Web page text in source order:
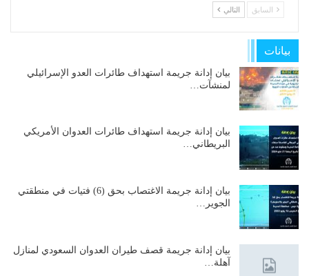
السابق التالي
بيانات
بيان إدانة جريمة استهداف طائرات العدو الإسرائيلي
لمنشآت…
بيان إدانة جريمة استهداف طائرات العدوان الأمريكي
البريطاني…
بيان إدانة جريمة الاغتصاب بحق (6) فتيات في منطقتي
الجوير…
بيان إدانة جريمة قصف طيران العدوان السعودي لمنازل
آهلة…